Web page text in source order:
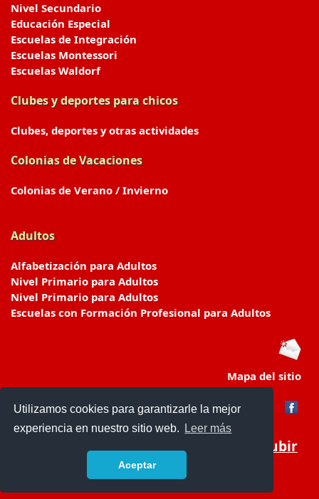
Utilizamos cookies para garantizarle la mejor
experiencia en nuestro sitio web.
Leer más
Aceptar
Nivel Secundario
Educación Especial
Escuelas de Integración
Escuelas Montessori
Escuelas Waldorf
Clubes y deportes para chicos
Clubes, deportes y otras actividades
Colonias de Vacaciones
Colonias de Verano / Invierno
Adultos
Alfabetización para Adultos
Nivel Primario para Adultos
Nivel Primario para Adultos
Escuelas con Formación Profesional para Adultos
Mapa del sitio
Subir